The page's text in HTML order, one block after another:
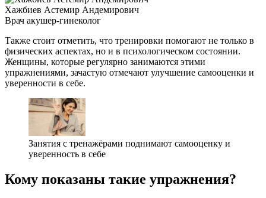
Хажбиев Астемир Андемирович
Врач акушер-гинеколог
Также стоит отметить, что тренировки помогают не только в
физических аспектах, но и в психологическом состоянии.
Женщины, которые регулярно занимаются этими
упражнениями, зачастую отмечают улучшение самооценки и
уверенности в себе.
Занятия с тренажёрами поднимают самооценку и
уверенность в себе
Кому показаны такие упражнения?